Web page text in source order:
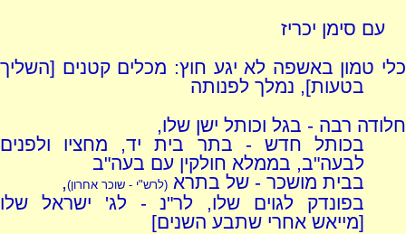
עם סימן יכריז
כלי טמון באשפה לא יגע חוץ: מכלים קטנים [השליך
בטעות], נמלך לפנותה
חלודה רבה - בגל וכותל ישן שלו,
בכותל חדש - בתר בית יד, מחציו ולפנים
לבעה"ב, בממלא חולקין עם בעה"ב
בבית מושכר - של בתרא(לרש"י - שוכר אחרון),
בפונדק לגוים שלו, לר"נ - לג' ישראל שלו
[מייאש אחרי שתבע השנים]